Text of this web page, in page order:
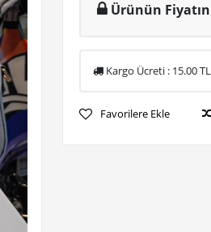
Ürünün
Kargo Ücreti : 15.00TL
Favorilere Ekle